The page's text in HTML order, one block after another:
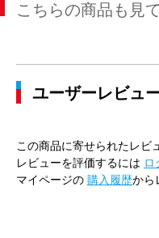
こちらの商品も見
ユーザーレビュ
この商品に寄せられたレビ
レビューを評価するには ロ
マイページの 購入履歴から